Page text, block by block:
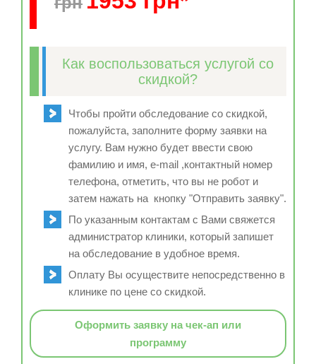
Как воспользоваться услугой со
скидкой?
Чтобы пройти обследование со скидкой,
пожалуйста, заполните форму заявки на
услугу. Вам нужно будет ввести свою
фамилию и имя, e-mail ,контактный номер
телефона, отметить, что вы не робот и
затем нажать на кнопку "Отправить заявку".
По указанным контактам с Вами свяжется
администратор клиники, который запишет
на обследование в удобное время.
Оплату Вы осуществите непосредственно в
клинике по цене со скидкой.
Оформить заявку на чек-ап или
программу